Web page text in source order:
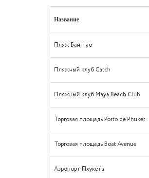
Название
Пляж Бангтао
Пляжный клуб Catch
Пляжный клуб Maya Beach Club
Торговая площадь Porto de Phuket
Торговая площадь Boat Avenue
Аэропорт Пхукета